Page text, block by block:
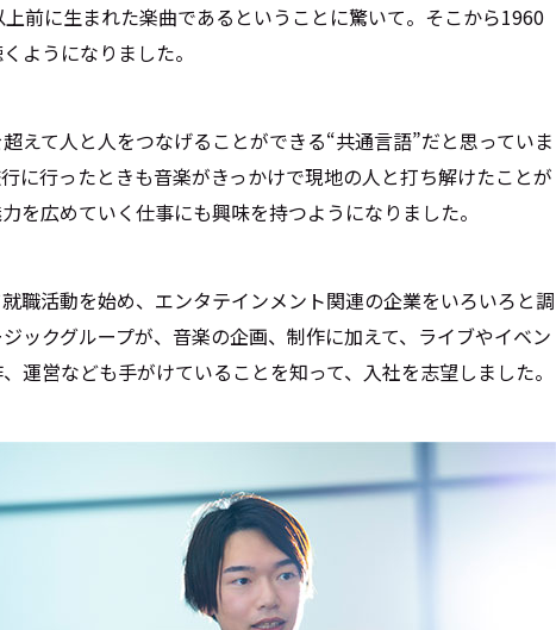
前に生まれた楽曲であるということに驚いて。そこから1960
ようになりました。
えて人と人をつなげることができる“共通言語”だと思っていま
に行ったときも音楽がきっかけで現地の人と打ち解けたことが
を広めていく仕事にも興味を持つようになりました。
職活動を始め、エンタテインメント関連の企業をいろいろと調
ックグループが、音楽の企画、制作に加えて、ライブやイベン
運営なども手がけていることを知って、入社を志望しました。